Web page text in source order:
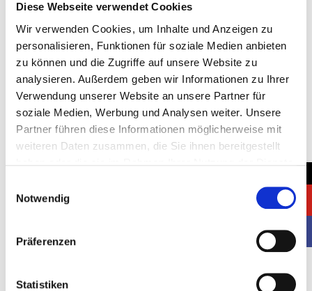
Diese Webseite verwendet Cookies
Wir verwenden Cookies, um Inhalte und Anzeigen zu
personalisieren, Funktionen für soziale Medien anbieten
zu können und die Zugriffe auf unsere Website zu
analysieren. Außerdem geben wir Informationen zu Ihrer
Verwendung unserer Website an unsere Partner für
soziale Medien, Werbung und Analysen weiter. Unsere
Partner führen diese Informationen möglicherweise mit
weiteren Daten zusammen, die Sie ihnen bereitgestellt
Notwendig
Präferenzen
Statistiken
Location:
Cologne, Germany
Client:
Ekinops
Stand space:
14.05.2024